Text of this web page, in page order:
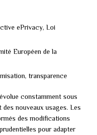
ePrivacy, Loi
Européen de la
transparence
constamment sous
nouveaux usages. Les
des modifications
pour adapter